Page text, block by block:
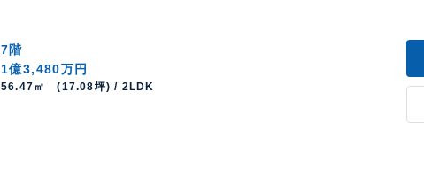
7階
1億3,480万円
56.47㎡ (17.08坪) / 2LDK